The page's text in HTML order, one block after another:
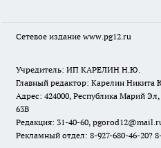
Сетевое издание www.pg12.ru
Учредитель: ИП КАРЕЛИН Н.Ю.
Главный редактор: Карелин Никита
Адрес: 424000, Республика Марий
63В
Редакция: 31-40-60,
Рекламный отдел: 8-927-680-46-20?